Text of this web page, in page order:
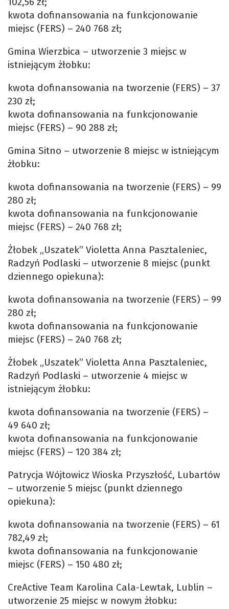
kwota dofinansowania na funkcjonowanie
miejsc (FERS) – 240 768 zł;
Gmina Wierzbica – utworzenie 3 miejsc w
istniejącym żłobku:
kwota dofinansowania na tworzenie (FERS) – 37
230 zł;
kwota dofinansowania na funkcjonowanie
miejsc (FERS) – 90 288 zł;
Gmina Sitno – utworzenie 8 miejsc w istniejącym
żłobku:
kwota dofinansowania na tworzenie (FERS) – 99
280 zł;
kwota dofinansowania na funkcjonowanie
miejsc (FERS) – 240 768 zł;
Żłobek „Uszatek” Violetta Anna Pasztaleniec,
Radzyń Podlaski – utworzenie 8 miejsc (punkt
dziennego opiekuna):
kwota dofinansowania na tworzenie (FERS) – 99
280 zł;
kwota dofinansowania na funkcjonowanie
miejsc (FERS) – 240 768 zł;
Żłobek „Uszatek” Violetta Anna Pasztaleniec,
Radzyń Podlaski – utworzenie 4 miejsc w
istniejącym żłobku:
kwota dofinansowania na tworzenie (FERS) –
49 640 zł;
kwota dofinansowania na funkcjonowanie
miejsc (FERS) – 120 384 zł;
Patrycja Wójtowicz Wioska Przyszłość, Lubartów
– utworzenie 5 miejsc (punkt dziennego
opiekuna):
kwota dofinansowania na tworzenie (FERS) – 61
782,49 zł;
kwota dofinansowania na funkcjonowanie
miejsc (FERS) – 150 480 zł;
CreActive Team Karolina Cala-Lewtak, Lublin –
utworzenie 25 miejsc w nowym żłobku: